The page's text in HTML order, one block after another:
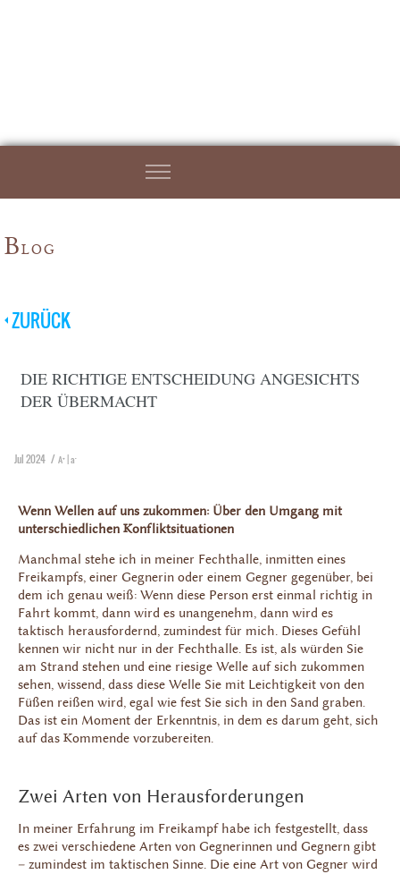
BLOG
ZURÜCK
DIE RICHTIGE ENTSCHEIDUNG ANGESICHTS
DER ÜBERMACHT
Jul 2024 /A+|a-
Wenn Wellen auf uns zukommen: Über den Umgang mit
unterschiedlichen Konfliktsituationen
Manchmal stehe ich in meiner Fechthalle, inmitten eines
Freikampfs, einer Gegnerin oder einem Gegner gegenüber, bei
dem ich genau weiß: Wenn diese Person erst einmal richtig in
Fahrt kommt, dann wird es unangenehm, dann wird es
taktisch herausfordernd, zumindest für mich. Dieses Gefühl
kennen wir nicht nur in der Fechthalle. Es ist, als würden Sie
am Strand stehen und eine riesige Welle auf sich zukommen
sehen, wissend, dass diese Welle Sie mit Leichtigkeit von den
Füßen reißen wird, egal wie fest Sie sich in den Sand graben.
Das ist ein Moment der Erkenntnis, in dem es darum geht, sich
auf das Kommende vorzubereiten.
Zwei Arten von Herausforderungen
In meiner Erfahrung im Freikampf habe ich festgestellt, dass
es zwei verschiedene Arten von Gegnerinnen und Gegnern gibt
– zumindest im taktischen Sinne. Die eine Art von Gegner wird